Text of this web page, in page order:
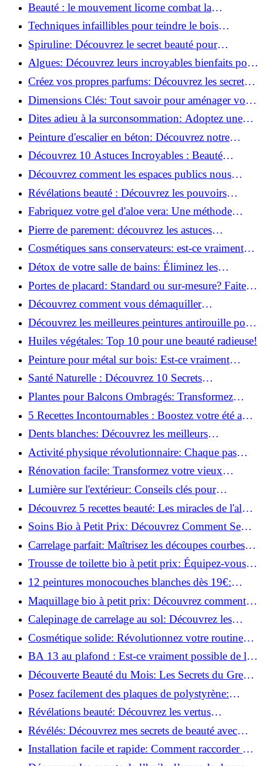
Beauté : le mouvement licorne combat la
surconsommation !
Techniques infaillibles pour teindre le bois
naturellement: Découvrez comment!
Spiruline: Découvrez le secret beauté pour
revitaliser les peaux fatiguées!
Algues: Découvrez leurs incroyables bienfaits pour
la santé et la beauté!
Créez vos propres parfums: Découvrez les secrets
de la fabrication artisanale!
Dimensions Clés: Tout savoir pour aménager votre
salle de bains!
Dites adieu à la surconsommation: Adoptez une
vie plus simple!
Peinture d'escalier en béton: Découvrez notre
tutoriel facile et rapide!
Découvrez 10 Astuces Incroyables : Beauté
Naturelle avec le Concombre !
Découvrez comment les espaces publics nous
incitent à être plus actifs : Révélations surprenantes!
Révélations beauté : Découvrez les pouvoirs
insoupçonnés du concombre!
Fabriquez votre gel d'aloe vera: Une méthode
simple et rapide à la maison!
Pierre de parement: découvrez les astuces
infaillibles pour un nettoyage parfait!
Cosmétiques sans conservateurs: est-ce vraiment
possible?
Détox de votre salle de bains: Éliminez les
ingrédients nocifs dès maintenant!
Portes de placard: Standard ou sur-mesure? Faites
le meilleur choix!
Découvrez comment vous démaquiller
naturellement: Astuces et secrets révélés!
Découvrez les meilleures peintures antirouille pour
le fer: Top 12 analysé!
Huiles végétales: Top 10 pour une beauté radieuse!
Peinture pour métal sur bois: Est-ce vraiment
possible?
Santé Naturelle : Découvrez 10 Secrets
Incontournables pour un Bien-être Optimal!
Plantes pour Balcons Ombragés: Transformez
votre Terrasse en Oasis Verte!
5 Recettes Incontournables : Boostez votre été avec
des huiles essentielles!
Dents blanches: Découvrez les meilleurs
ingrédients naturels!
Activité physique révolutionnaire: Chaque pas
compte pour votre santé!
Rénovation facile: Transformez votre vieux
parquet irrégulier en un clin d'œil!
Lumière sur l'extérieur: Conseils clés pour
concevoir et installer votre éclairage!
Découvrez 5 recettes beauté: Les miracles de l'aloe
vera pour votre peau!
Soins Bio à Petit Prix: Découvrez Comment Se
Chouchouter Pour Moins de 35€!
Carrelage parfait: Maîtrisez les découpes courbes
facilement!
Trousse de toilette bio à petit prix: Équipez-vous
pour moins de 25€!
12 peintures monocouches blanches dès 19€:
Découvrez les meilleures offres!
Maquillage bio à petit prix: Découvrez comment
s'équiper pour moins de 50€!
Calepinage de carrelage au sol: Découvrez les
astuces incontournables!
Cosmétique solide: Révolutionnez votre routine
beauté pour zéro déchet!
BA 13 au plafond : Est-ce vraiment possible de les
coller ?
Découverte Beauté du Mois: Les Secrets du Green
Glamour !
Posez facilement des plaques de polystyrène:
Transformez votre plafond sans effort !
Révélations beauté: Découvrez les vertus
insoupçonnées de l'huile de coco!
Révélés: Découvrez mes secrets de beauté avec
l'huile de ricin!
Installation facile et rapide: Comment raccorder un
luminaire au plafond!